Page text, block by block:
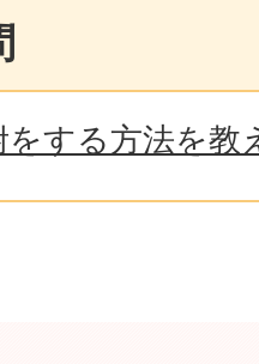
をする方法を教